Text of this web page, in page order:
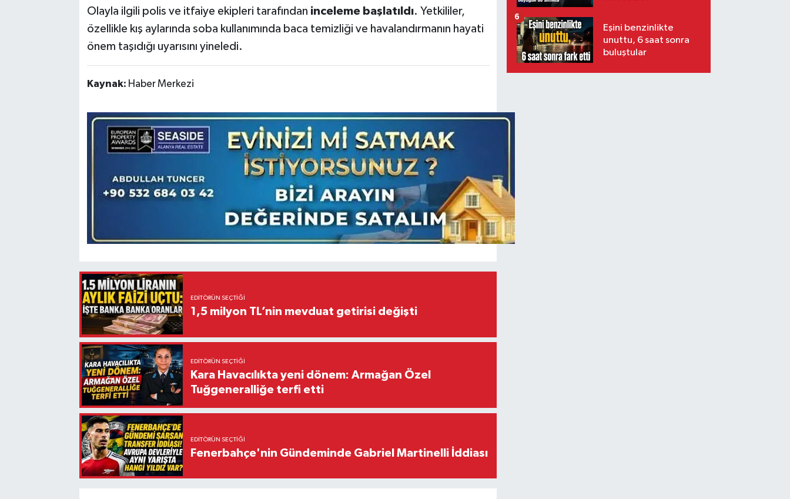
Olayla ilgili polis ve itfaiye ekipleri tarafından inceleme başlatıldı. Yetkililer,
özellikle kış aylarında soba kullanımında baca temizliği ve havalandırmanın hayati
önem taşıdığı uyarısını yineledi.
Kaynak: Haber Merkezi
EDITÖRÜN SEÇTIĞI
1,5 milyon TL’nin mevduat getirisi değişti
EDITÖRÜN SEÇTIĞI
Kara Havacılıkta yeni dönem: Armağan Özel
Tuğgeneralliğe terfi etti
EDITÖRÜN SEÇTIĞI
Fenerbahçe'nin Gündeminde Gabriel Martinelli İddiası
Eşini benzinlikte
unuttu, 6 saat sonra
buluştular
6